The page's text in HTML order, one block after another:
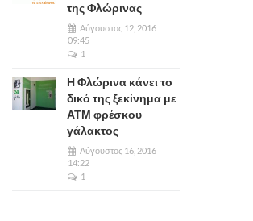
της Φλώρινας
Αύγουστος 12, 2016
09:45
1
Η Φλώρινα κάνει το
δικό της ξεκίνημα με
ΑΤΜ φρέσκου
γάλακτος
Αύγουστος 16, 2016
14:22
1